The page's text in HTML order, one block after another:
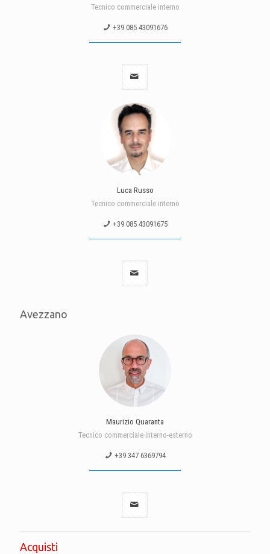
Tecnico commerciale interno
+39 085 43091676
Luca Russo
Tecnico commerciale interno
+39 085 43091675
Avezzano
Maurizio Quaranta
Tecnico commerciale interno-esterno
+39 347 6369794
Acquisti